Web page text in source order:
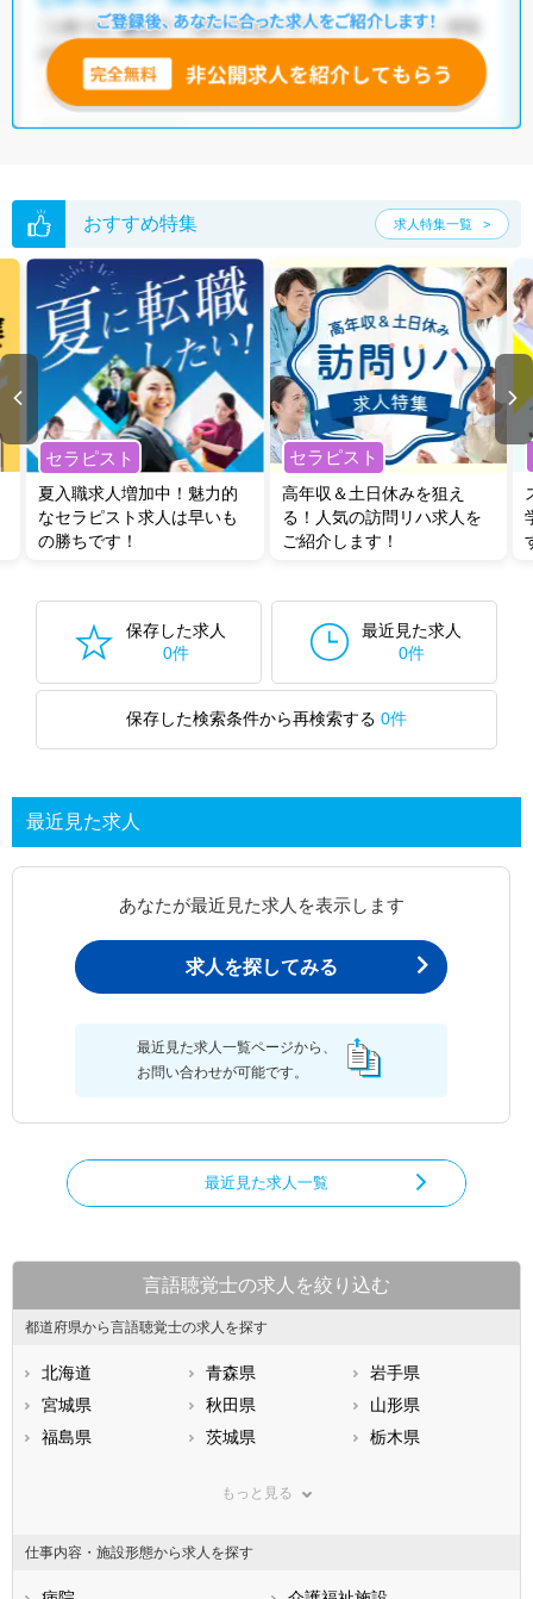
おすすめ特集 求人特集一覧
セラピスト
夏入職求人増加中！魅力的
なセラピスト求人は早いも
の勝ちです！
セラピスト
高年収＆土日休みを狙え
る！人気の訪問リハ求人を
ご紹介します！
保存した求人
0件
最近見た求人
0件
保存した検索条件から再検索する 0件
最近見た求人
あなたが最近見た求人を表示します
求人を探してみる
最近見た求人一覧ページから、
お問い合わせが可能です。
最近見た求人一覧
言語聴覚士の求人を絞り込む
都道府県から言語聴覚士の求人を探す
北海道 青森県
岩手県
宮城県
秋田県
山形県
福島県
茨城県
栃木県
神奈川県
石川県
福井県
もっと見る
仕事内容・施設形態から求人を探す